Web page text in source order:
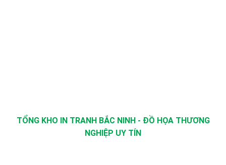
TỔNG KHO IN TRANH BẮC NINH - ĐỒ HỌA THƯƠNG
NGHIỆP UY TÍN